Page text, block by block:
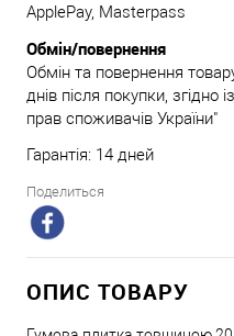
ApplePay, Masterpass
Обмін/повернення
Обмін та повернення
днів після покупки,
прав споживачів України"
Гарантія: 14 дней
Поделиться
ОПИС ТОВАРУ